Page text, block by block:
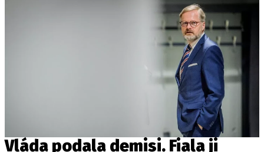
Vláda podala demisi. Fiala ji